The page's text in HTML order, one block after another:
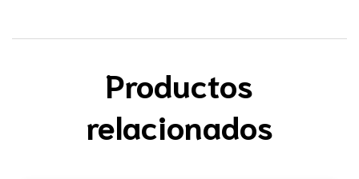
Productos
relacionados